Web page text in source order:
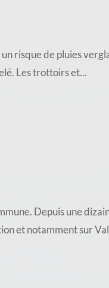
risque de pluies
Les trottoirs et...
Depuis une
et notamment sur